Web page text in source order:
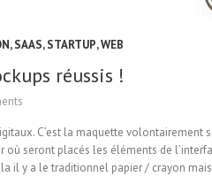
,SAAS,STARTUP,WEB
réussis !
C’est la maquette volontairement
où seront placés les éléments de
il y a le traditionnel papier / crayon